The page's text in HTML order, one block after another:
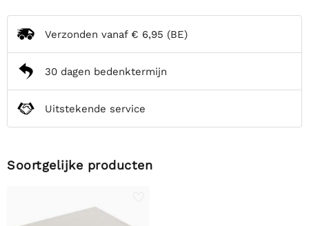
Verzonden vanaf € 6,95 (BE)
30 dagen bedenktermijn
Uitstekende service
Soortgelijke producten